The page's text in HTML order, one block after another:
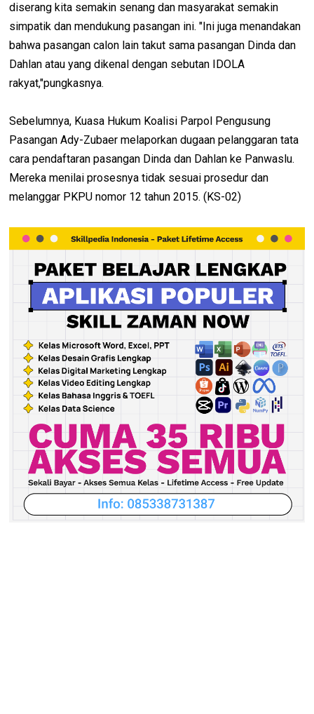
diserang kita semakin senang dan masyarakat semakin
simpatik dan mendukung pasangan ini. "Ini juga menandakan
bahwa pasangan calon lain takut sama pasangan Dinda dan
Dahlan atau yang dikenal dengan sebutan IDOLA
rakyat,"pungkasnya.
Sebelumnya, Kuasa Hukum Koalisi Parpol Pengusung
Pasangan Ady-Zubaer melaporkan dugaan pelanggaran tata
cara pendaftaran pasangan Dinda dan Dahlan ke Panwaslu.
Mereka menilai prosesnya tidak sesuai prosedur dan
melanggar PKPU nomor 12 tahun 2015. (KS-02)